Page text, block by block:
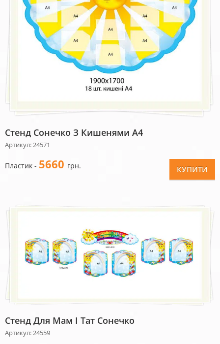
Стенд Сонечко З Кишенями А4
Артикул: 24571
Пластик - 5660 грн. КУПИТИ
Стенд Для Мам І Тат Сонечко
Артикул: 24559